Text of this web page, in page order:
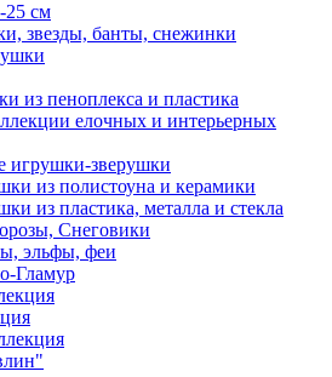
25 см
звезды, банты, снежинки
из пеноплекса и пластика
елочных и интерьерных
игрушки-зверушки
из полистоуна и керамики
из пластика, металла и стекла
Снеговики
эльфы, феи
Гламур